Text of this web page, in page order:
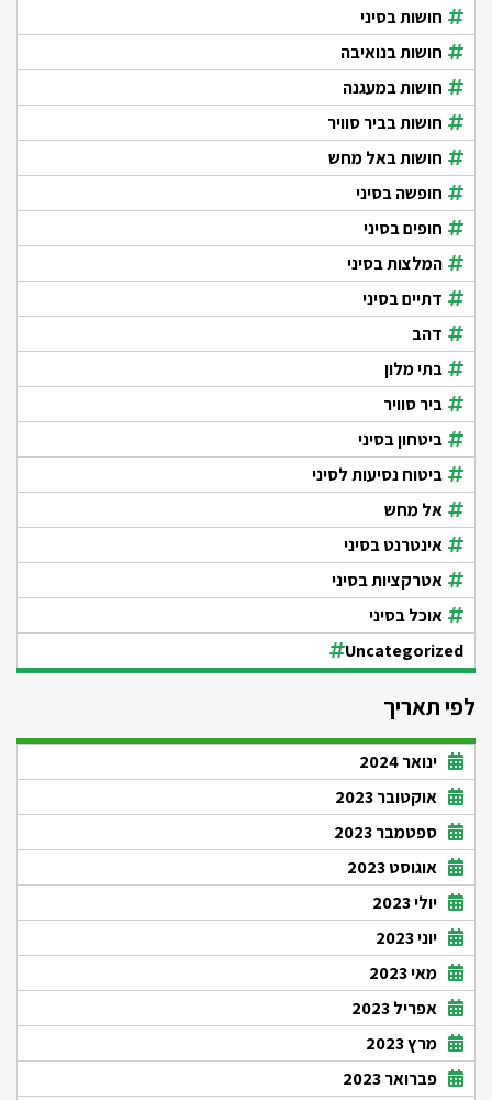
חושות בסיני
חושות בנואיבה
חושות במעגנה
חושות בביר סוויר
חושות באל מחש
חופשה בסיני
חופים בסיני
המלצות בסיני
דתיים בסיני
דהב
בתי מלון
ביר סוויר
ביטחון בסיני
ביטוח נסיעות לסיני
אל מחש
אינטרנט בסיני
אטרקציות בסיני
אוכל בסיני
Uncategorized
לפי תאריך
ינואר 2024
אוקטובר 2023
ספטמבר 2023
אוגוסט 2023
יולי 2023
יוני 2023
מאי 2023
אפריל 2023
מרץ 2023
פברואר 2023